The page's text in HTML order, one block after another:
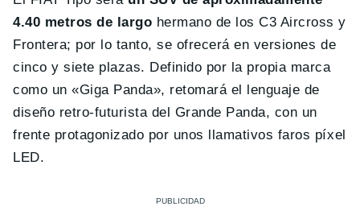
4.40 metros de largo hermano de los C3 Aircross y
Frontera; por lo tanto, se ofrecerá en versiones de
cinco y siete plazas. Definido por la propia marca
como un «Giga Panda», retomará el lenguaje de
diseño retro-futurista del Grande Panda, con un
frente protagonizado por unos llamativos faros píxel
LED.